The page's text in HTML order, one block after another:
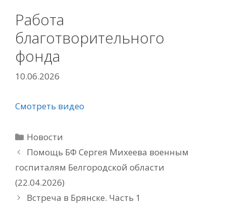
Работа
благотворительного
фонда
10.06.2026
Смотреть видео
Рубрики
Новости
Помощь БФ Сергея Михеева военным
госпиталям Белгородской области
(22.04.2026)
Встреча в Брянске. Часть 1